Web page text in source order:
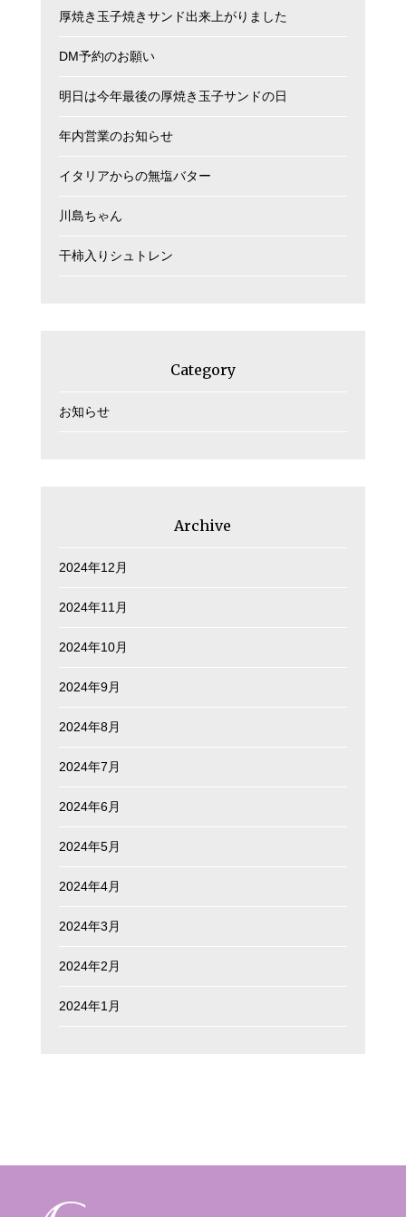
厚焼き玉子焼きサンド出来上がりました
DM予約のお願い
明日は今年最後の厚焼き玉子サンドの日
年内営業のお知らせ
イタリアからの無塩バター
川島ちゃん
干柿入りシュトレン
Category
お知らせ
Archive
2024年12月
2024年11月
2024年10月
2024年9月
2024年8月
2024年7月
2024年6月
2024年5月
2024年4月
2024年3月
2024年2月
2024年1月